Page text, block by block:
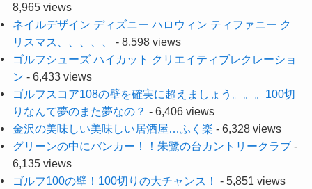
8,965 views
ネイルデザイン ディズニー ハロウィン ティファニー ク
リスマス、、、、、
- 8,598 views
ゴルフシューズ ハイカット クリエイティブレクレーショ
ン - 6,433 views
ゴルフスコア108の壁を確実に超えましょう。。。100切
りなんて夢のまた夢なの？ - 6,406 views
金沢の美味しい美味しい居酒屋…ふく楽 - 6,328 views
グリーンの中にバンカー！！朱鷺の台カントリークラブ-
6,135 views
ゴルフ100の壁！100切りの大チャンス！
- 5,851 views